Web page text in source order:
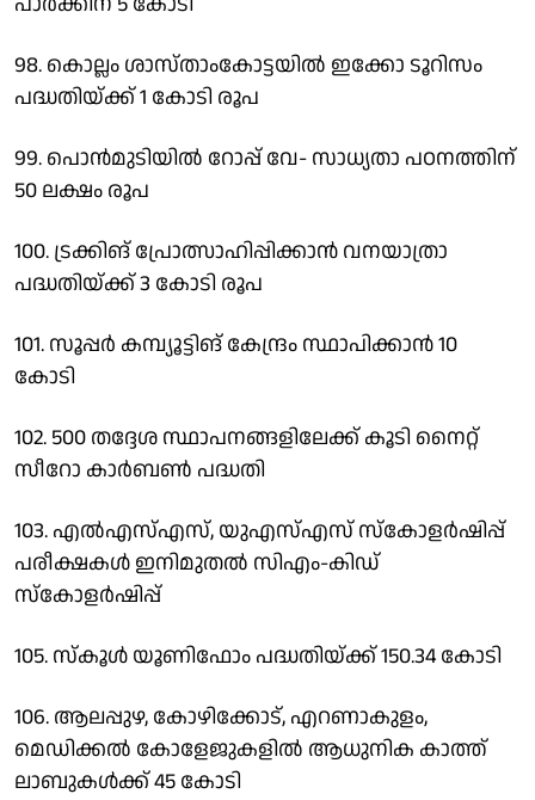
98. കൊല്ലം ശാസ്താംകോട്ടയില്‍ ഇക്കോ ടൂറിസം
പദ്ധതിയ്ക്ക് 1 കോടി രൂപ
99. പൊന്‍മുടിയില്‍ റോപ്പ് വേ- സാധ്യതാ പഠനത്തിന്
50 ലക്ഷം രൂപ
100. ട്രക്കിങ് പ്രോത്സാഹിപ്പിക്കാന്‍ വനയാത്രാ
പദ്ധതിയ്ക്ക് 3 കോടി രൂപ
101. സൂപ്പര്‍ കമ്പ്യൂട്ടിങ് കേന്ദ്രം സ്ഥാപിക്കാന്‍ 10
കോടി
102. 500 തദ്ദേശ സ്ഥാപനങ്ങളിലേക്ക് കൂടി നൈറ്റ്
സീറോ കാര്‍ബണ്‍ പദ്ധതി
103. എല്‍എസ്എസ്, യുഎസ്എസ് സ്‌കോളര്‍ഷിപ്പ്
പരീക്ഷകള്‍ ഇനിമുതല്‍ സിഎം-കിഡ്
സ്‌കോളര്‍ഷിപ്പ്
105. സ്‌കൂള്‍ യൂണിഫോം പദ്ധതിയ്ക്ക് 150.34 കോടി
106. ആലപ്പുഴ, കോഴിക്കോട്, എറണാകുളം,
മെഡിക്കല്‍ കോളേജുകളില്‍ ആധുനിക കാത്ത്
ലാബുകള്‍ക്ക് 45 കോടി